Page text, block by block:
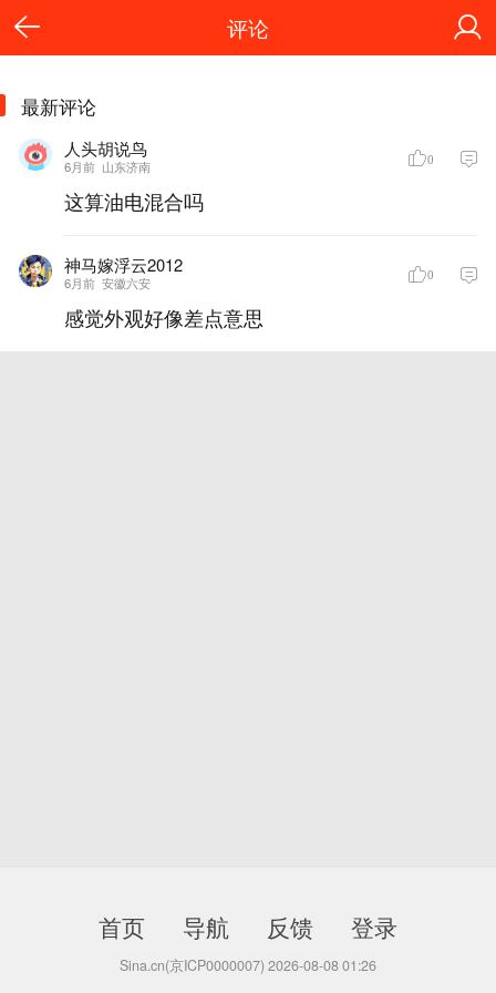
评论
最新评论
人头胡说鸟
6月前 山东济南 0
这算油电混合吗
神马嫁浮云2012
6月前 安徽六安 0
感觉外观好像差点意思
首页 导航 反馈 登录
Sina.cn(京ICP0000007) 2026-08-08 01:26